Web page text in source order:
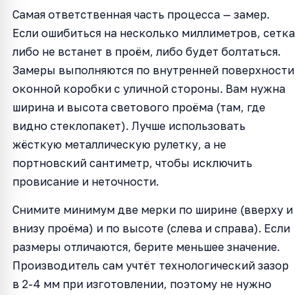
Самая ответственная часть процесса — замер.
Если ошибиться на несколько миллиметров, сетка
либо не встанет в проём, либо будет болтаться.
Замеры выполняются по внутренней поверхности
оконной коробки с уличной стороны. Вам нужна
ширина и высота светового проёма (там, где
видно стеклопакет). Лучше использовать
жёсткую металлическую рулетку, а не
портновский сантиметр, чтобы исключить
провисание и неточности.
Снимите минимум две мерки по ширине (вверху и
внизу проёма) и по высоте (слева и справа). Если
размеры отличаются, берите меньшее значение.
Производитель сам учтёт технологический зазор
в 2-4 мм при изготовлении, поэтому не нужно